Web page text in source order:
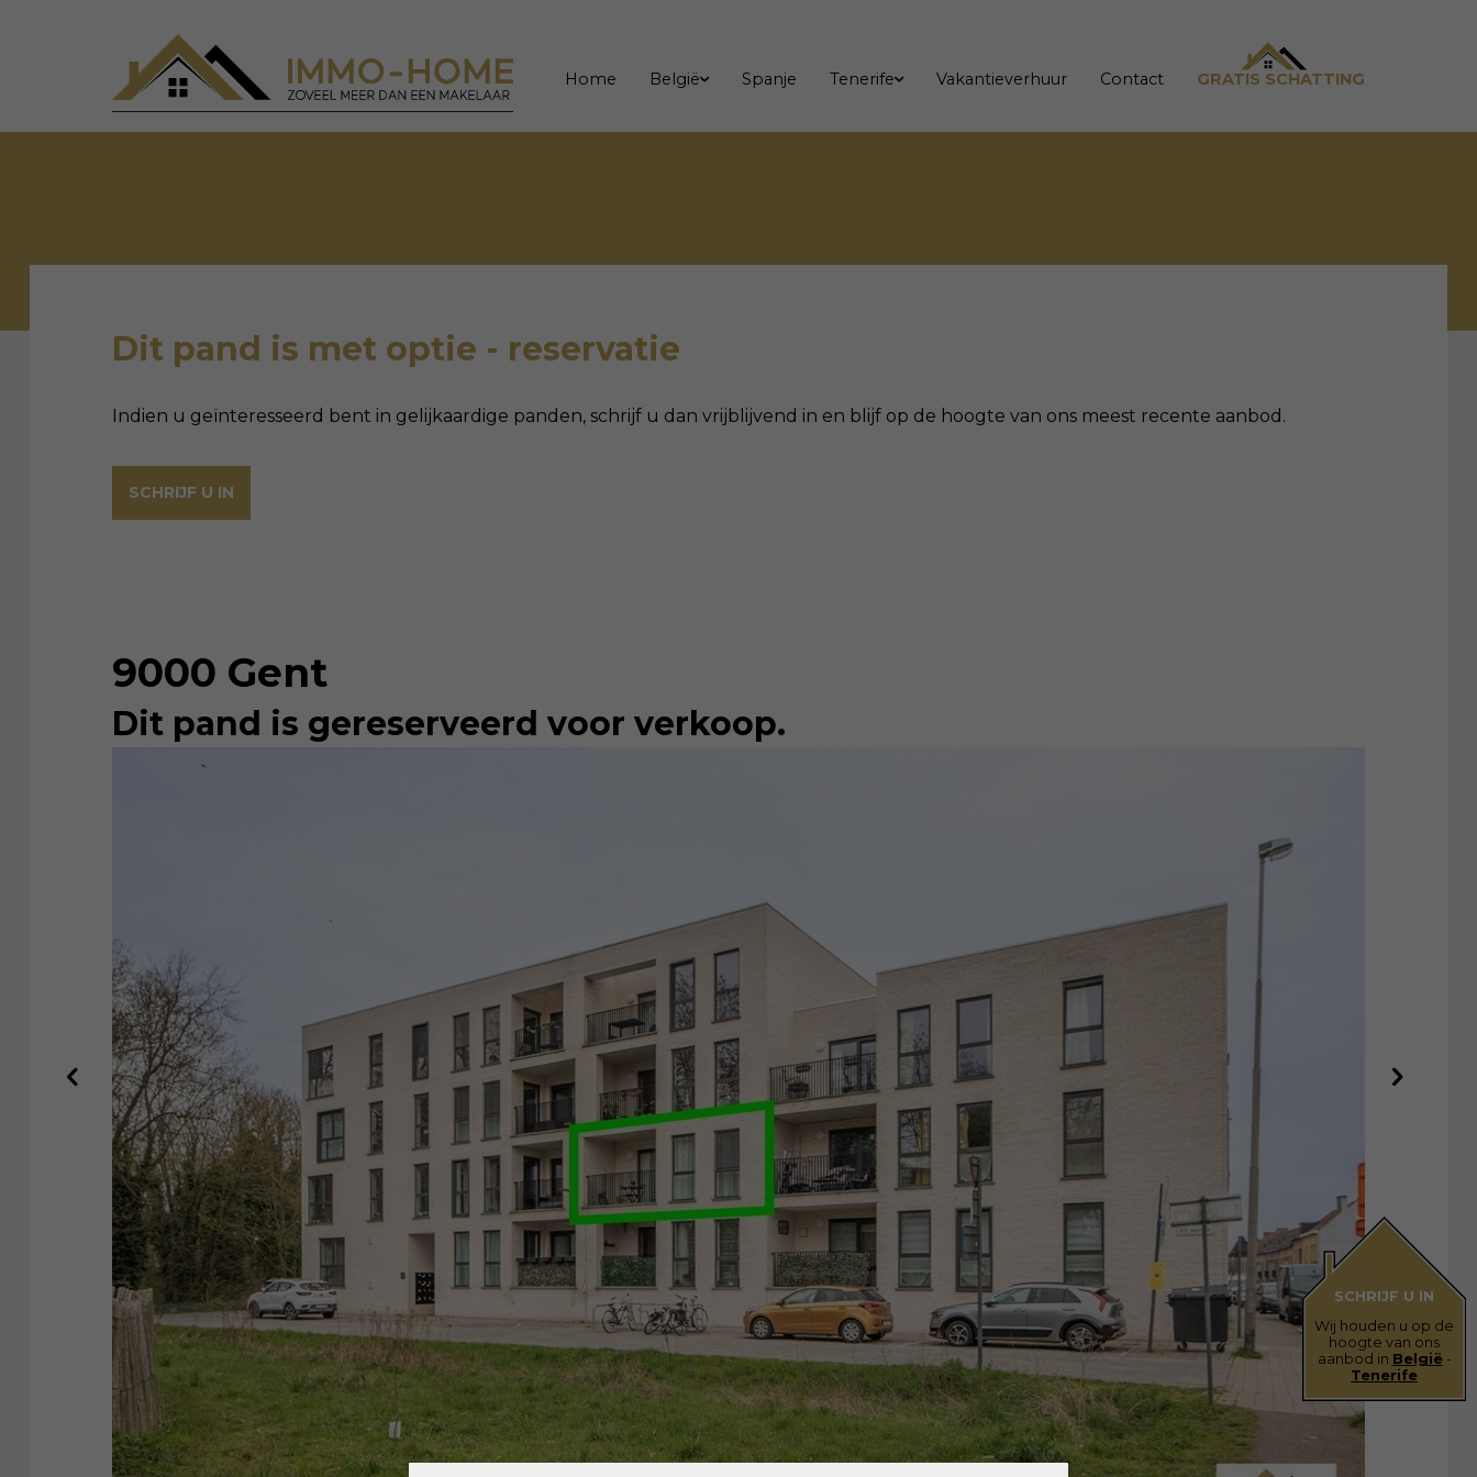
Home België Spanje Tenerife Vakantieverhuur Contact GRATIS SCHATTING
Dit pand is met optie - reservatie
Indien u geïnteresseerd bent in gelijkaardige panden, schrijf u dan vrijblijvend in en blijf op de hoogte van ons meest recente aanbod.
SCHRIJF U IN
9000 Gent
Dit pand is gereserveerd voor verkoop.
SCHRIJF U IN
Wij houden u op de
hoogte van ons
aanbod in België-
Tenerife